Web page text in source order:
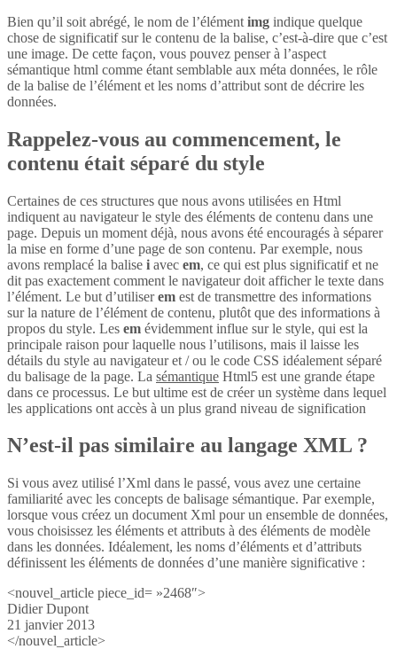
Bien qu’il soit abrégé, le nom de l’élément img indique quelque
chose de significatif sur le contenu de la balise, c’est-à-dire que c’est
une image. De cette façon, vous pouvez penser à l’aspect
sémantique html comme étant semblable aux méta données, le rôle
de la balise de l’élément et les noms d’attribut sont de décrire les
données.
Rappelez-vous au commencement, le
contenu était séparé du style
Certaines de ces structures que nous avons utilisées en Html
indiquent au navigateur le style des éléments de contenu dans une
page. Depuis un moment déjà, nous avons été encouragés à séparer
la mise en forme d’une page de son contenu. Par exemple, nous
avons remplacé la balise i avec em, ce qui est plus significatif et ne
dit pas exactement comment le navigateur doit afficher le texte dans
l’élément. Le but d’utiliserem est de transmettre des informations
sur la nature de l’élément de contenu, plutôt que des informations à
propos du style. Les em évidemment influe sur le style, qui est la
principale raison pour laquelle nous l’utilisons, mais il laisse les
détails du style au navigateur et / ou le code CSS idéalement séparé
du balisage de la page. La sémantique Html5 est une grande étape
dans ce processus. Le but ultime est de créer un système dans lequel
les applications ont accès à un plus grand niveau de signification
N’est-il pas similaire au langage XML ?
Si vous avez utilisé l’Xml dans le passé, vous avez une certaine
familiarité avec les concepts de balisage sémantique. Par exemple,
lorsque vous créez un document Xml pour un ensemble de données,
vous choisissez les éléments et attributs à des éléments de modèle
dans les données. Idéalement, les noms d’éléments et d’attributs
définissent les éléments de données d’une manière significative :
<nouvel_article piece_id= »2468″>
Didier Dupont
21 janvier 2013
</nouvel_article>